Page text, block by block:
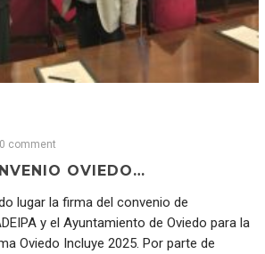
0 comment
OVIEDO…
lugar la firma del convenio de
y el Ayuntamiento de Oviedo para la
Oviedo Incluye 2025. Por parte de